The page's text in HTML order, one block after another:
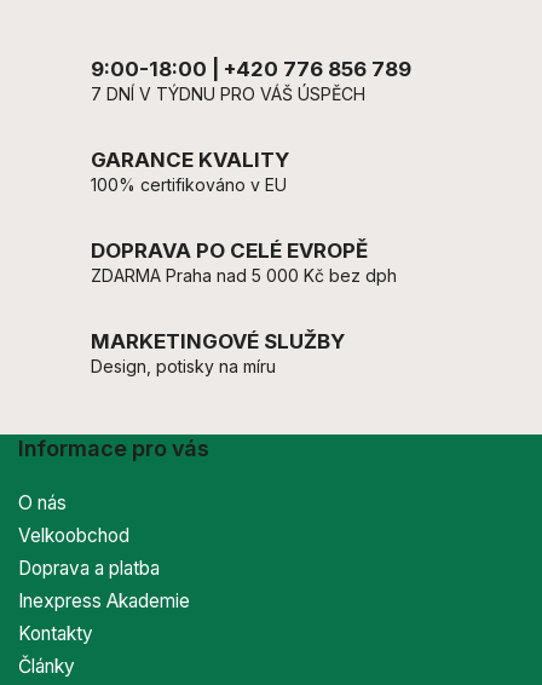
9:00-18:00 | +420 776 856 789
7 DNÍ V TÝDNU PRO VÁŠ ÚSPĚCH
GARANCE KVALITY
100% certifikováno v EU
DOPRAVA PO CELÉ EVROPĚ
ZDARMA Praha nad 5 000 Kč bez dph
MARKETINGOVÉ SLUŽBY
Design, potisky na míru
Informace pro vás
O nás
Velkoobchod
Doprava a platba
Inexpress Akademie
Kontakty
Články